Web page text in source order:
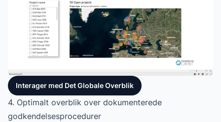
Interager med Det Globale Overblik
4. Optimalt overblik over dokumenterede
godkendelsesprocedurer